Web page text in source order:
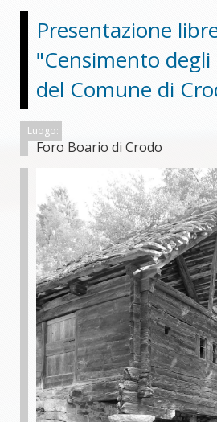
Presentazione
"Censimento
del Comune di
Luogo:
Foro Boario di Crodo